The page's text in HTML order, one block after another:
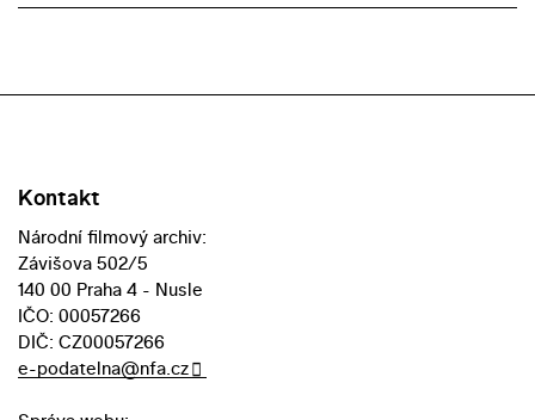
Kontakt
Národní filmový archiv:
Závišova 502/5
140 00 Praha 4 - Nusle
IČO: 00057266
DIČ: CZ00057266
e-podatelna@nfa.cz